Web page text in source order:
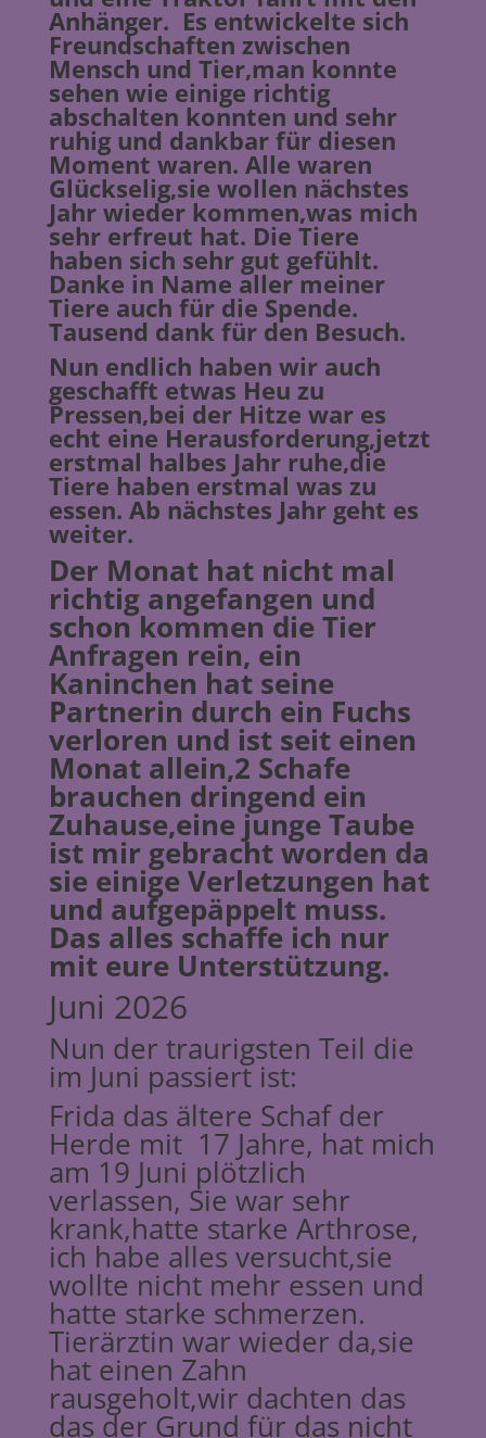
Anhänger. Es entwickelte sich
Freundschaften zwischen
Mensch und Tier,man konnte
sehen wie einige richtig
abschalten konnten und sehr
ruhig und dankbar für diesen
Moment waren. Alle waren
Glückselig,sie wollen nächstes
Jahr wieder kommen,was mich
sehr erfreut hat. Die Tiere
haben sich sehr gut gefühlt.
Danke in Name aller meiner
Tiere auch für die Spende.
Tausend dank für den Besuch.
Nun endlich haben wir auch
geschafft etwas Heu zu
Pressen,bei der Hitze war es
echt eine Herausforderung,jetzt
erstmal halbes Jahr ruhe,die
Tiere haben erstmal was zu
essen. Ab nächstes Jahr geht es
weiter.
Der Monat hat nicht mal
richtig angefangen und
schon kommen die Tier
Anfragen rein, ein
Kaninchen hat seine
Partnerin durch ein Fuchs
verloren und ist seit einen
Monat allein,2 Schafe
brauchen dringend ein
Zuhause,eine junge Taube
ist mir gebracht worden da
sie einige Verletzungen hat
und aufgepäppelt muss.
Das alles schaffe ich nur
mit eure Unterstützung.
Juni 2026
Nun der traurigsten Teil die
im Juni passiert ist:
Frida das ältere Schaf der
Herde mit 17 Jahre, hat mich
am 19 Juni plötzlich
verlassen, Sie war sehr
krank,hatte starke Arthrose,
ich habe alles versucht,sie
wollte nicht mehr essen und
hatte starke schmerzen.
Tierärztin war wieder da,sie
hat einen Zahn
rausgeholt,wir dachten das
das der Grund für das nicht